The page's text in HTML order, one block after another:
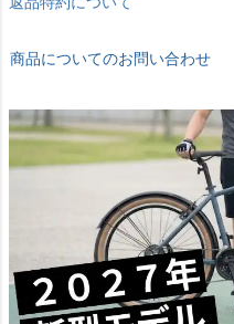
商品についてのお問い合わせ